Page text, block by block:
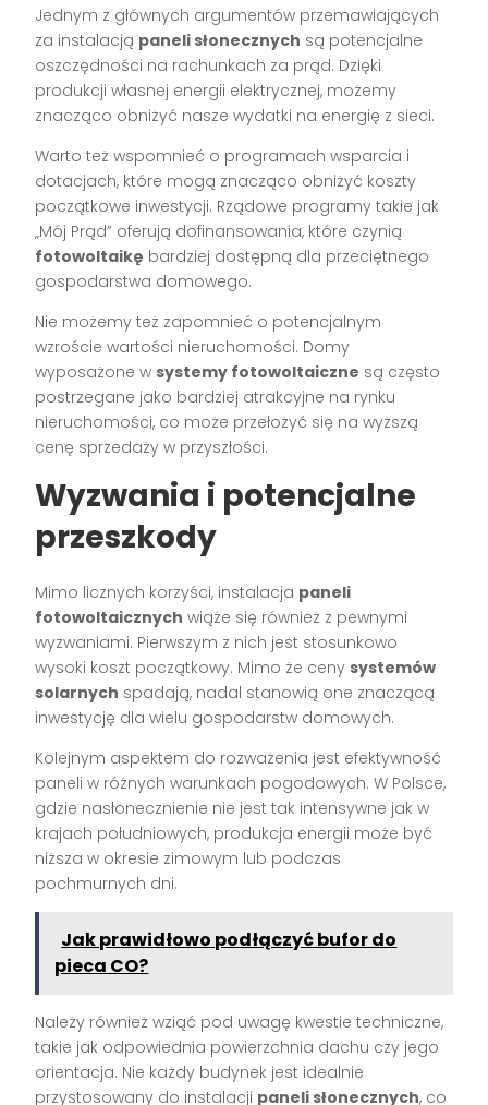
Jednym z głównych argumentów przemawiających
za instalacją paneli słonecznych są potencjalne
oszczędności na rachunkach za prąd. Dzięki
produkcji własnej energii elektrycznej, możemy
znacząco obniżyć nasze wydatki na energię z sieci.
Warto też wspomnieć o programach wsparcia i
dotacjach, które mogą znacząco obniżyć koszty
początkowe inwestycji. Rządowe programy takie jak
„Mój Prąd” oferują dofinansowania, które czynią
fotowoltaikę bardziej dostępną dla przeciętnego
gospodarstwa domowego.
Nie możemy też zapomnieć o potencjalnym
wzroście wartości nieruchomości. Domy
wyposażone w systemy fotowoltaiczne są często
postrzegane jako bardziej atrakcyjne na rynku
nieruchomości, co może przełożyć się na wyższą
cenę sprzedaży w przyszłości.
Wyzwania i potencjalne
przeszkody
Mimo licznych korzyści, instalacja paneli
fotowoltaicznych wiąże się również z pewnymi
wyzwaniami. Pierwszym z nich jest stosunkowo
wysoki koszt początkowy. Mimo że ceny systemów
solarnych spadają, nadal stanowią one znaczącą
inwestycję dla wielu gospodarstw domowych.
Kolejnym aspektem do rozważenia jest efektywność
paneli w różnych warunkach pogodowych. W Polsce,
gdzie nasłonecznienie nie jest tak intensywne jak w
krajach południowych, produkcja energii może być
niższa w okresie zimowym lub podczas
pochmurnych dni.
Jak prawidłowo podłączyć bufor do
pieca CO?
Należy również wziąć pod uwagę kwestie techniczne,
takie jak odpowiednia powierzchnia dachu czy jego
orientacja. Nie każdy budynek jest idealnie
przystosowany do instalacji paneli słonecznych, co